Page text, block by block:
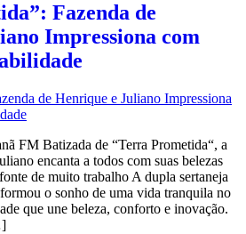
Fazenda de
Impressiona com
FM Batizada de “Terra Prometida“, a
encanta a todos com suas belezas
de muito trabalho A dupla sertaneja
o sonho de uma vida tranquila no
que une beleza, conforto e inovação.